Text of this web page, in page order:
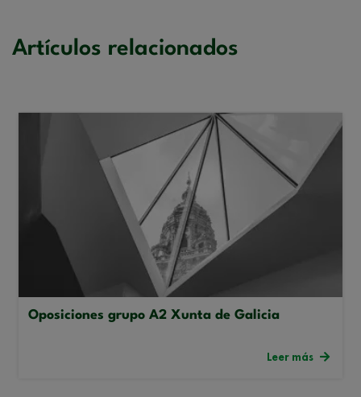
Artículos relacionados
Oposiciones grupo A2 Xunta de Galicia
Leer más